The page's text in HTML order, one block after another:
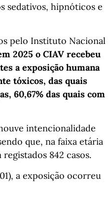
sedativos, hipnóticos e
pelo Instituto Nacional
2025 o CIAV recebeu
a exposição humana
tóxicos, das quais
60,67% das quais com
intencionalidade
que, na faixa etária
registados 842 casos.
a exposição ocorreu